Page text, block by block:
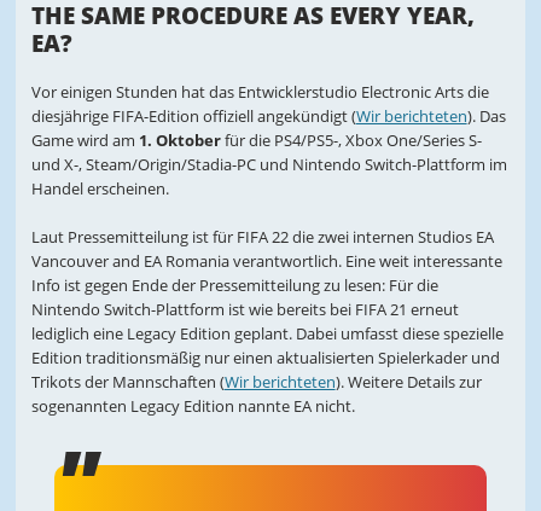
THE SAME PROCEDURE AS EVERY YEAR,
EA?
Vor einigen Stunden hat das Entwicklerstudio Electronic Arts die
diesjährige FIFA-Edition offiziell angekündigt (Wir berichteten). Das
Game wird am 1. Oktoberfür die PS4/PS5-, Xbox One/Series S-
und X-, Steam/Origin/Stadia-PC und Nintendo Switch-Plattform im
Handel erscheinen.
Laut Pressemitteilung ist für FIFA 22 die zwei internen Studios EA
Vancouver and EA Romania verantwortlich. Eine weit interessante
Info ist gegen Ende der Pressemitteilung zu lesen: Für die
Nintendo Switch-Plattform ist wie bereits bei FIFA 21 erneut
lediglich eine Legacy Edition geplant. Dabei umfasst diese spezielle
Edition traditionsmäßig nur einen aktualisierten Spielerkader und
Trikots der Mannschaften (Wir berichteten). Weitere Details zur
sogenannten Legacy Edition nannte EA nicht.